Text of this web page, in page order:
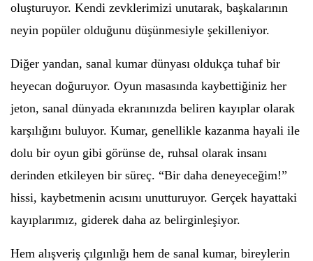
oluşturuyor. Kendi zevklerimizi unutarak, başkalarının
neyin popüler olduğunu düşünmesiyle şekilleniyor.
Diğer yandan, sanal kumar dünyası oldukça tuhaf bir
heyecan doğuruyor. Oyun masasında kaybettiğiniz her
jeton, sanal dünyada ekranınızda beliren kayıplar olarak
karşılığını buluyor. Kumar, genellikle kazanma hayali ile
dolu bir oyun gibi görünse de, ruhsal olarak insanı
derinden etkileyen bir süreç. “Bir daha deneyeceğim!”
hissi, kaybetmenin acısını unutturuyor. Gerçek hayattaki
kayıplarımız, giderek daha az belirginleşiyor.
Hem alışveriş çılgınlığı hem de sanal kumar, bireylerin